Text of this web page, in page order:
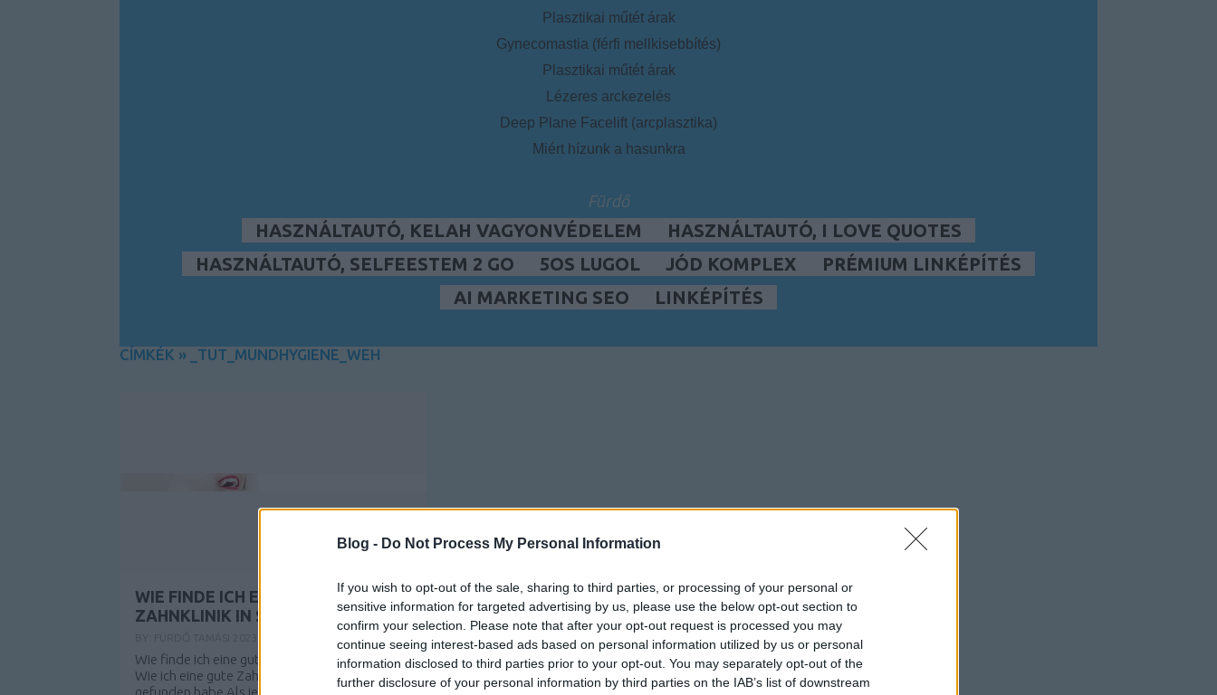
Blog - Do Not Process My Personal Information
If you wish to opt-out of the sale, sharing to third parties, or processing of your personal or
sensitive information for targeted advertising by us, please use the below opt-out section to
confirm your selection. Please note that after your opt-out request is processed you may
continue seeing interest-based ads based on personal information utilized by us or personal
information disclosed to third parties prior to your opt-out. You may separately opt-out of the
further disclosure of your personal information by third parties on the IAB’s list of downstream
Plasztikai műtét árak
Gynecomastia (férfi mellkisebbítés)
Plasztikai műtét árak
Lézeres arckezelés
Deep Plane Facelift (arcplasztika)
Miért hízunk a hasunkra
Fürdő
HASZNÁLTAUTÓ, KELAH VAGYONVÉDELEM
HASZNÁLTAUTÓ, I LOVE QUOTES
HASZNÁLTAUTÓ, SELFEESTEM 2 GO
5OS LUGOL JÓD KOMPLEX
PRÉMIUM LINKÉPÍTÉS
AI MARKETING SEO
LINKÉPÍTÉS
CÍMKÉK » _TUT_MUNDHYGIENE_WEH
WIE FINDE ICH EINE GUTE
ZAHNKLINIK IN SOPRON?
Wie finde ich eine gute Zahnklinik in Sopron?
Wie ich eine gute Zahnklinik in Sopron
gefunden habe Als jemand, der eine